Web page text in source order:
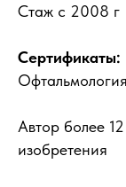
Стаж с 2008 г
Сертификаты:
Автор более
изобретения